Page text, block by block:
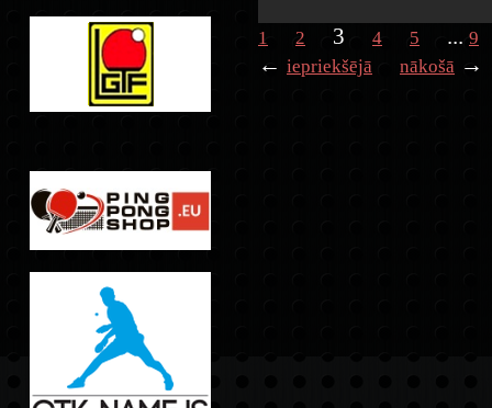
1 2 3 4 5 ... 9
← iepriekšējā nākošā →